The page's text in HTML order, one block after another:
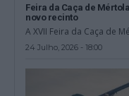
Feira da Caça de
novo recinto
A XVII Feira da Caça de
24 Julho, 2026 - 18:00